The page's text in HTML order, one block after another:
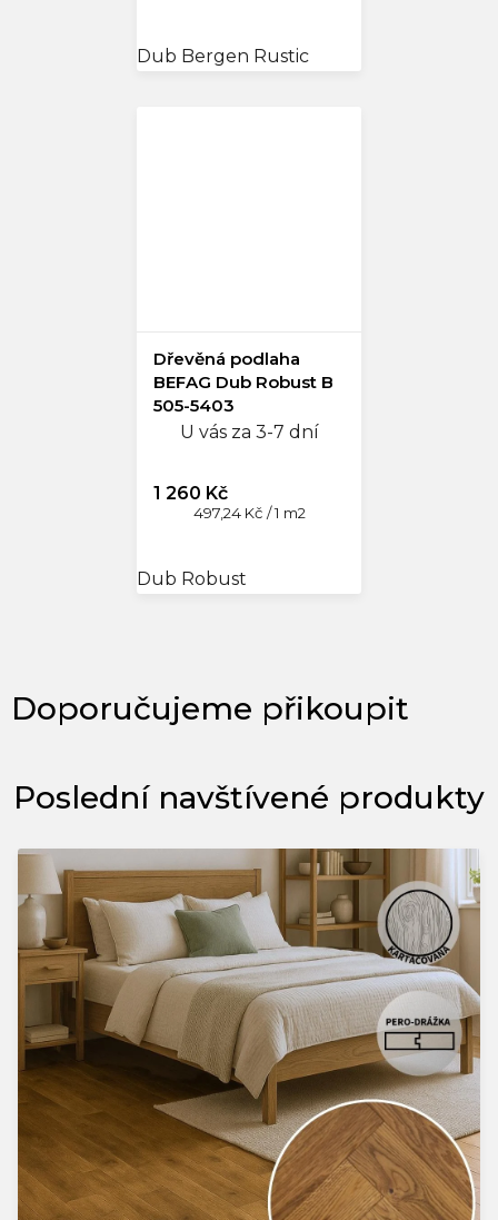
Dub Bergen Rustic
Dřevěná podlaha
BEFAG Dub Robust B
505-5403
U vás za 3-7 dní
1 260 Kč
Měrná
497,24 Kč / 1 m2
Dub Robust
Poslední navštívené produkty